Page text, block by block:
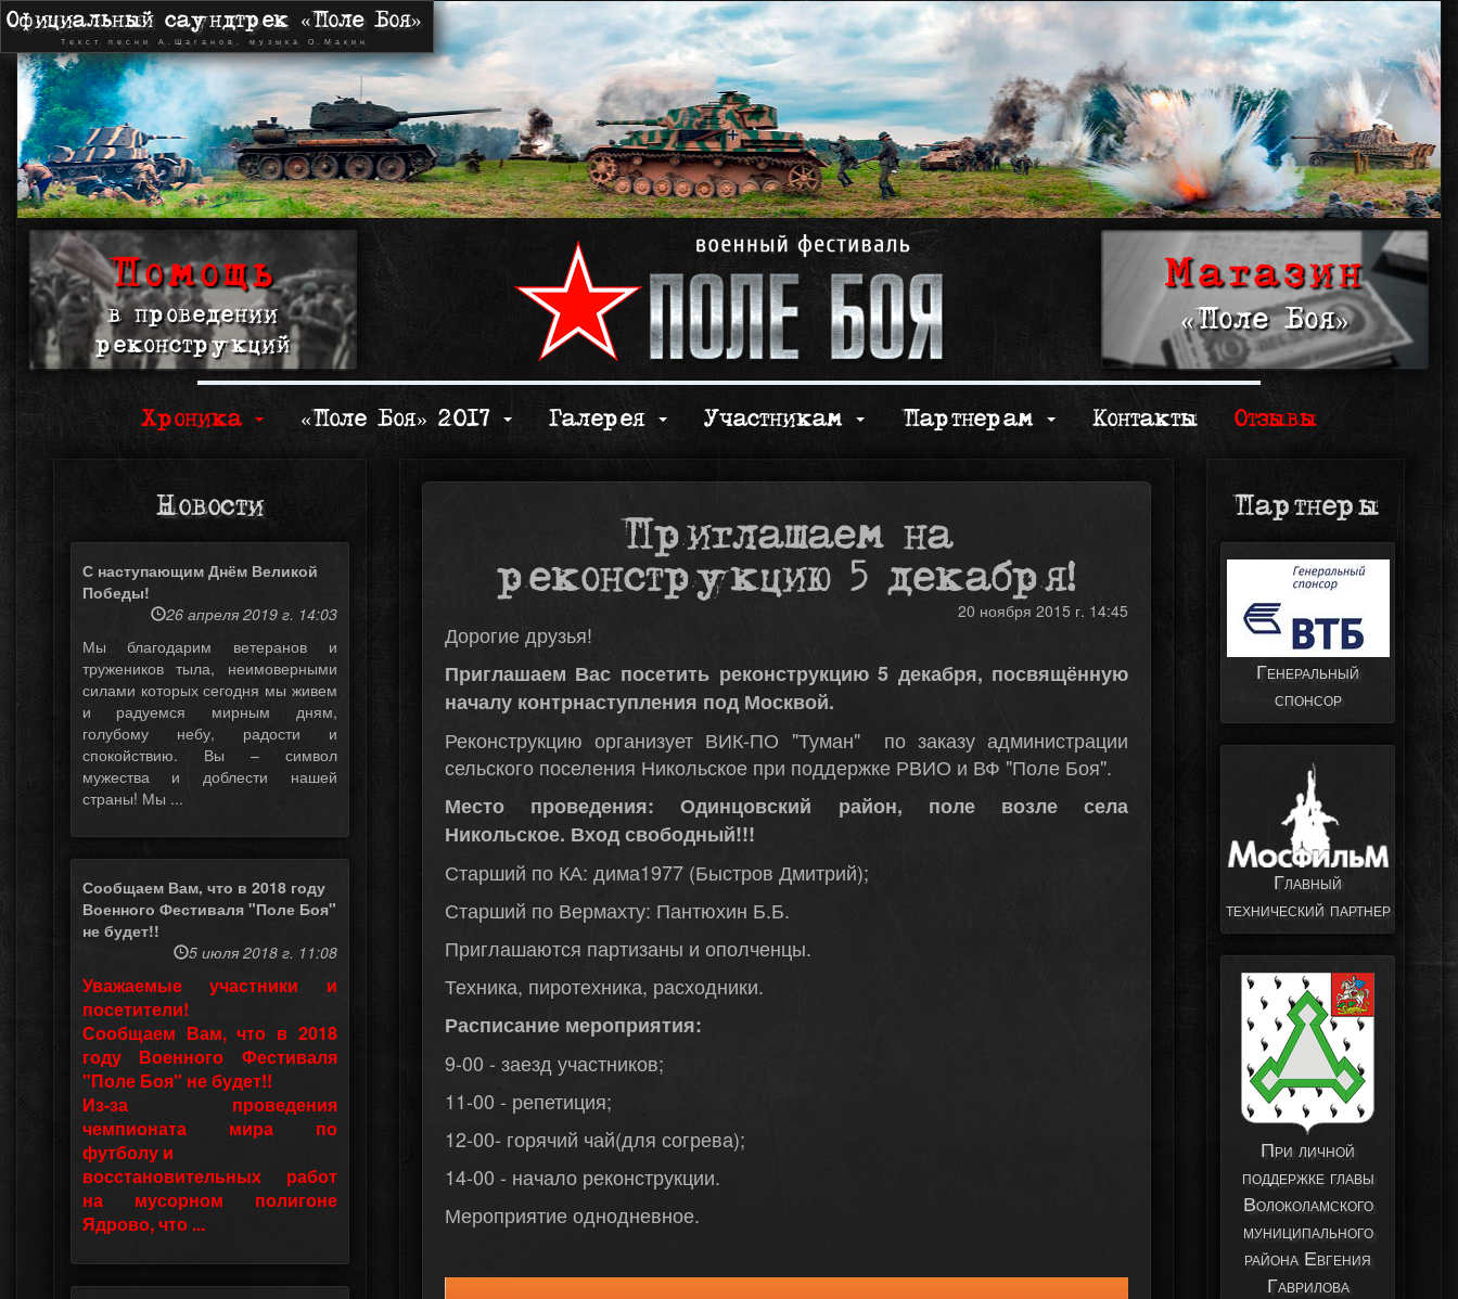
Официальный саундтрек «Поле Боя»
Текст песни А.Шаганов, музыка О.Макин
Помощь
в проведении
реконструкций
Магазин
«Поле Боя»
Хроника «Поле Боя» 2017 Галерея Участникам Партнерам Контакты Отзывы
Приглашаем на
реконструкцию 5 декабря!
20 ноября 2015 г. 14:45
Дорогие друзья!
Приглашаем Вас посетить реконструкцию 5 декабря, посвящённую
началу контрнаступления под Москвой.
Реконструкцию организует ВИК-ПО "Туман" по заказу администрации
сельского поселения Никольское при поддержке РВИО и ВФ "Поле Боя".
Место проведения: Одинцовский район, поле возле села
Никольское. Вход свободный!!!
Старший по КА: дима1977 (Быстров Дмитрий);
Старший по Вермахту: Пантюхин Б.Б.
Приглашаются партизаны и ополченцы.
Техника, пиротехника, расходники.
Расписание мероприятия:
9-00 - заезд участников;
11-00 - репетиция;
12-00- горячий чай(для согрева);
14-00 - начало реконструкции.
Мероприятие однодневное.
Новости
С наступающим Днём Великой
Победы!
26 апреля 2019 г. 14:03
Мы благодарим ветеранов и
тружеников тыла, неимоверными
силами которых сегодня мы живем
и радуемся мирным дням,
голубому небу, радости и
спокойствию. Вы – символ
мужества и доблести нашей
страны! Мы ...
Сообщаем Вам, что в 2018 году
Военного Фестиваля "Поле Боя"
не будет!!
5 июля 2018 г. 11:08
Уважаемые участники и
посетители!
Сообщаем Вам, что в 2018
году Военного Фестиваля
"Поле Боя" не будет!!
Из-за проведения
чемпионата мира по
футболу и
восстановительных работ
на мусорном полигоне
Ядрово, что ...
Партнеры
Генеральный
спонсор
Главный
технический партнер
При личной
поддержке главы
Волоколамского
муниципального
района Евгения
Гаврилова